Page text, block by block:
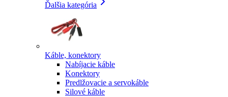
Ďalšia kategória
Káble, konektory
Nabíjacie káble
Konektory
Predlžovacie a servokáble
Silové káble